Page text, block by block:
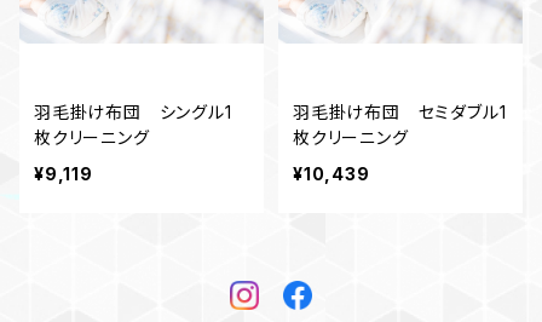
羽毛掛け布団 シングル1
枚クリーニング
¥9,119
羽毛掛け布団 セミダブル1
枚クリーニング
¥10,439